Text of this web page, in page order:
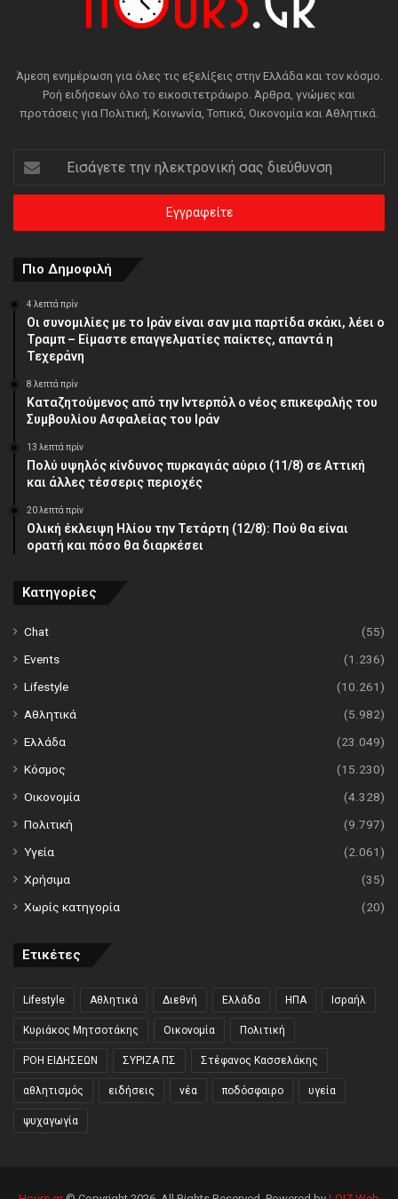
Άμεση ενημέρωση για όλες τις εξελίξεις στην Ελλάδα και τον κόσμο.
Ροή ειδήσεων όλο το εικοσιτετράωρο. Άρθρα, γνώμες και
προτάσεις για Πολιτική, Κοινωνία, Τοπικά, Οικονομία και Αθλητικά.
Εισάγετε
την
ηλεκτρονική
διεύθυνση
Πιο Δημοφιλή
4 λεπτά πρίν
Οι συνομιλίες με το Ιράν είναι σαν μια παρτίδα σκάκι, λέει ο
Τραμπ – Είμαστε επαγγελματίες παίκτες, απαντά η
Τεχεράνη
8 λεπτά πρίν
Καταζητούμενος από την Ιντερπόλ ο νέος επικεφαλής του
Συμβουλίου Ασφαλείας του Ιράν
13 λεπτά πρίν
Πολύ υψηλός κίνδυνος πυρκαγιάς αύριο (11/8) σε Αττική
και άλλες τέσσερις περιοχές
20 λεπτά πρίν
Ολική έκλειψη Ηλίου την Τετάρτη (12/8): Πού θα είναι
ορατή και πόσο θα διαρκέσει
Κατηγορίες
Chat
(55)
Events
(1.236)
Lifestyle
(10.261)
Αθλητικά
(5.982)
Ελλάδα
(23.049)
Κόσμος
(15.230)
Οικονομία
(4.328)
Πολιτική
(9.797)
Υγεία
(2.061)
Χρήσιμα
(35)
Χωρίς κατηγορία
(20)
Ετικέτες
Lifestyle Αθλητικά Διεθνή Ελλάδα ΗΠΑ Ισραήλ
Κυριάκος Μητσοτάκης Οικονομία Πολιτική
ΡΟΗ ΕΙΔΗΣΕΩΝ ΣΥΡΙΖΑ ΠΣ Στέφανος Κασσελάκης
αθλητισμός ειδήσεις νέα ποδόσφαιρο υγεία
ψυχαγωγία